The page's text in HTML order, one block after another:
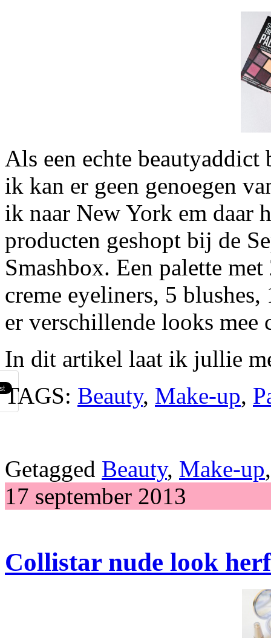
Als een echte
ik kan er geen genoegen
ik naar New York em daar
producten geshopt bij de
Smashbox. Een palette
creme eyeliners, 5
er verschillende looks mee
In dit artikel laat ik jullie
TAGS: Beauty, Make-up,
Getagged Beauty, Make-up
17 september 2013
Collistar nude look